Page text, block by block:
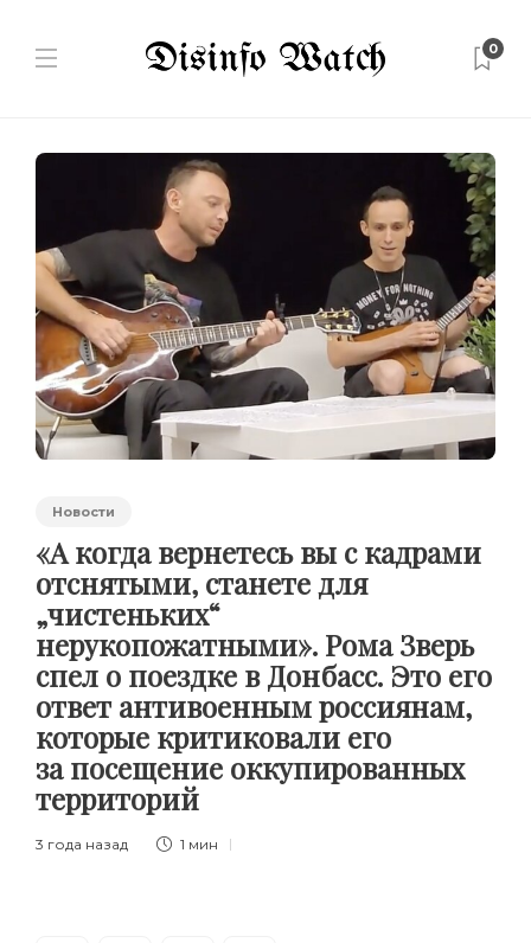
0
Новости
«А когда вернетесь вы с кадрами
отснятыми, станете для
„чистеньких“
нерукопожатными». Рома Зверь
спел о поездке в Донбасс. Это его
ответ антивоенным россиянам,
которые критиковали его
за посещение оккупированных
территорий
3 года назад 1 мин